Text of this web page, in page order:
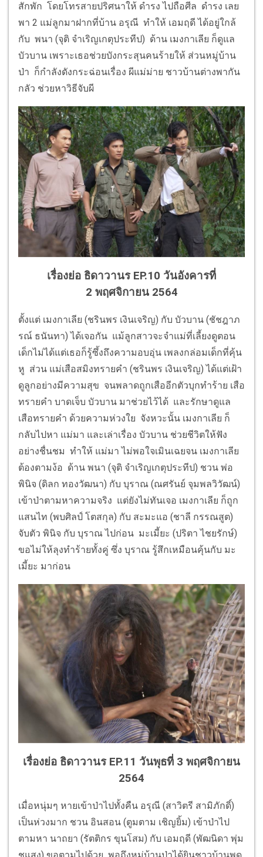
สักพัก โดยโทรสายปริศนาให้ ดำรง ไปถือศีล ดำรง เลย
พา 2 แม่ลูกมาฝากที่บ้าน อรุณี ทำให้ เอมฤดี ได้อยู่ใกล้
กับ พนา (จุติ จำเริญเกตุประทีป) ด้าน เมงกาเลีย ก็ดูแล
บัวบาน เพราะเธอช่วยบังกระสุนคนร้ายให้ ส่วนหมู่บ้าน
ป่า ก็กำลังดังกระฉ่อนเรื่อง ผีแม่ม่าย ชาวบ้านต่างพากัน
กลัว ช่วยหาวิธีจับผี
เรื่องย่อ ธิดาวานร EP.10 วันอังคารที่
2 พฤศจิกายน 2564
ตั้งแต่ เมงกาเลีย (ชรินพร เงินเจริญ) กับ บัวบาน (ชัชฎาภ
รณ์ ธนันทา) ได้เจอกัน แม้ลูกสาวจะจำแม่ที่เลี้ยงดูตอน
เด็กไม่ได้แต่เธอก็รู้ซึ้งถึงความอบอุ่น เพลงกล่อมเด็กที่คุ้น
หู ส่วน แม่เสือสมิงทรายคำ (ชรินพร เงินเจริญ) ได้แต่เฝ้า
ดูลูกอย่างมีความสุข จนพลาดถูกเสืออีกตัวบุกทำร้าย เสือ
ทรายคำ บาดเจ็บ บัวบาน มาช่วยไว้ได้ และรักษาดูแล
เสือทรายคำ ด้วยความห่วงใย จังหวะนั้น เมงกาเลีย ก็
กลับไปหา แม่มา และเล่าเรื่อง บัวบาน ช่วยชีวิตให้ฟัง
อย่างชื่นชม ทำให้ แม่มา ไม่พอใจเมินเฉยจน เมงกาเลีย
ต้องตามง้อ ด้าน พนา (จุติ จำเริญเกตุประทีป) ชวน พ่อ
พินิจ (ดิลก ทองวัฒนา) กับ บุราณ (ณศรันย์ จุมพลวิวัฒน์)
เข้าป่าตามหาความจริง แต่ยังไม่ทันเจอ เมงกาเลีย ก็ถูก
แสนไท (พบศิลป์ โตสกุล) กับ สะมะแอ (ชาลี กรรณสูต)
จับตัว พินิจ กับ บุราณ ไปก่อน มะเมี้ยะ (ปริตา ไชยรักษ์)
ขอไม่ให้ลุงทำร้ายทั้งคู่ ซึ่ง บุราณ รู้สึกเหมือนคุ้นกับ มะ
เมี้ยะ มาก่อน
เรื่องย่อ ธิดาวานร EP.11 วันพุธที่ 3 พฤศจิกายน
2564
เมื่อหนุ่มๆ หายเข้าป่าไปทั้งคืน อรุณี (สาวิตรี สามิภักดิ์)
เป็นห่วงมาก ชวน อินสอน (ตูมตาม เชิญยิ้ม) เข้าป่าไป
ตามหา นาถยา (รัตติกร ขุนโสม) กับ เอมฤดี (พัฒนิดา พุ่ม